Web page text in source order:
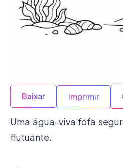
Baixar Imprimir
Uma água-viva fofa
flutuante.